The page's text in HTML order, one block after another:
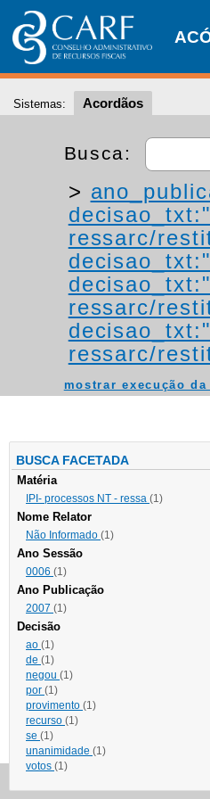
Sistemas: Acordãos
Busca:
>
ressarc/
ressarc/
ressarc/
mostrar execução da
BUSCA FACETADA
Matéria
IPI- processos NT - ressa (1)
Nome Relator
Não Informado (1)
Ano Sessão
0006 (1)
Ano Publicação
2007 (1)
Decisão
ao (1)
de (1)
negou (1)
por (1)
provimento (1)
recurso (1)
se (1)
unanimidade (1)
votos (1)